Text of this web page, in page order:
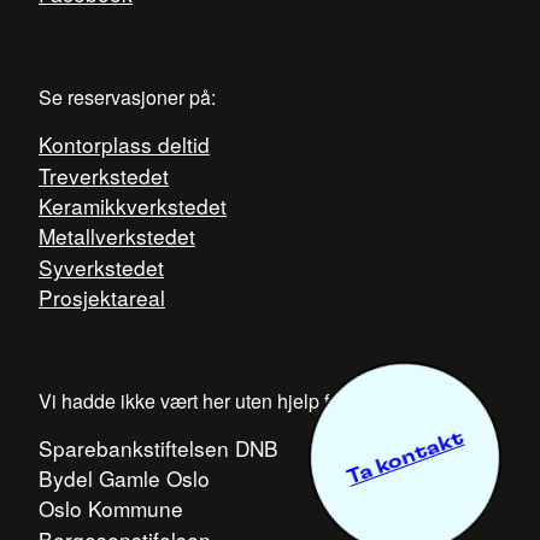
Ta kontakt
Se reservasjoner på:
Kontorplass deltid
Treverkstedet
Keramikkverkstedet
Metallverkstedet
Syverkstedet
Prosjektareal
Vi hadde ikke vært her uten hjelp fra:
Sparebankstiftelsen DNB
Bydel Gamle Oslo
Oslo Kommune